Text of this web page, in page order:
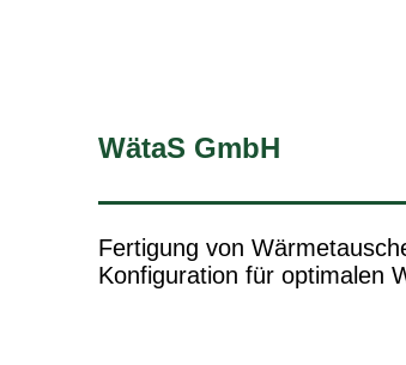
WätaS GmbH
Fertigung von
Konfiguration für optimalen